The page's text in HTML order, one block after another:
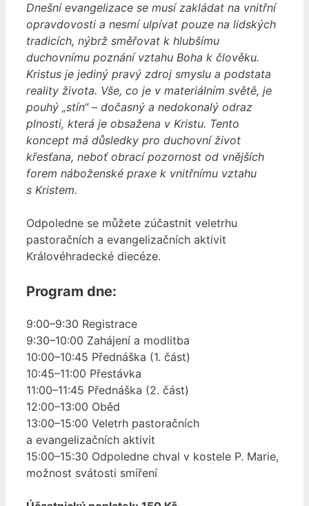
Dnešní evangelizace se musí zakládat na vnitřní
opravdovosti a nesmí ulpívat pouze na lidských
tradicích, nýbrž směřovat k hlubšímu
duchovnímu poznání vztahu Boha k člověku.
Kristus je jediný pravý zdroj smyslu a podstata
reality života. Vše, co je v materiálním světě, je
pouhý „stín“ – dočasný a nedokonalý odraz
plnosti, která je obsažena v Kristu. Tento
koncept má důsledky pro duchovní život
křesťana, neboť obrací pozornost od vnějších
forem náboženské praxe k vnitřnímu vztahu
s Kristem.
Odpoledne se můžete zúčastnit veletrhu
pastoračních a evangelizačních aktivit
Královéhradecké diecéze.
Program dne:
9:00–9:30 Registrace
9:30–10:00 Zahájení a modlitba
10:00–10:45 Přednáška (1. část)
10:45–11:00 Přestávka
11:00–11:45 Přednáška (2. část)
12:00–13:00 Oběd
13:00–15:00 Veletrh pastoračních
a evangelizačních aktivit
15:00–15:30 Odpoledne chval v kostele P. Marie,
možnost svátosti smíření